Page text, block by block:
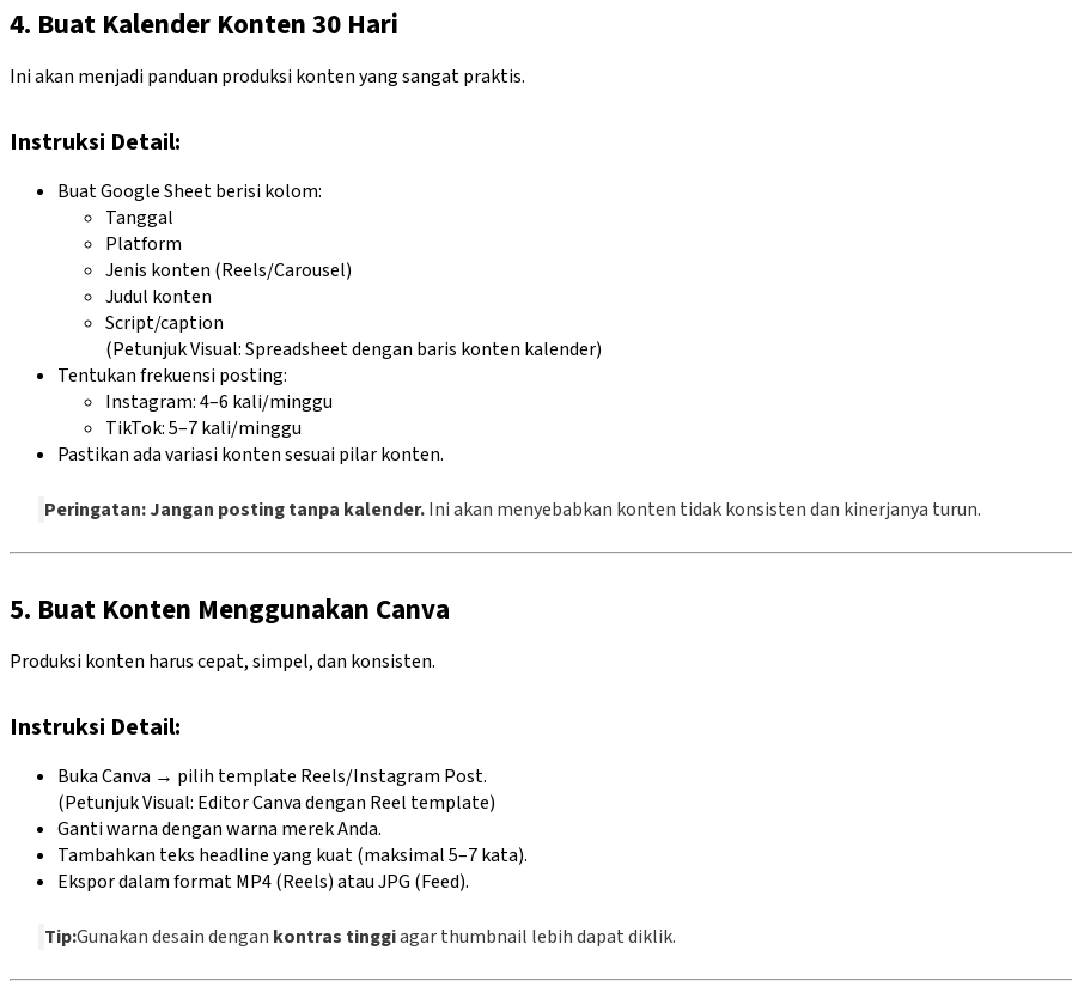
4. Buat Kalender Konten 30 Hari
Ini akan menjadi panduan produksi konten yang sangat praktis.
Instruksi Detail:
Buat Google Sheet berisi kolom:
Tanggal
Platform
Jenis konten (Reels/Carousel)
Judul konten
Script/caption
(Petunjuk Visual: Spreadsheet dengan baris konten kalender)
Tentukan frekuensi posting:
Instagram: 4–6 kali/minggu
TikTok: 5–7 kali/minggu
Pastikan ada variasi konten sesuai pilar konten.
Peringatan:Jangan posting tanpa kalender.Ini akan menyebabkan konten tidak konsisten dan kinerjanya turun.
5. Buat Konten Menggunakan Canva
Produksi konten harus cepat, simpel, dan konsisten.
Instruksi Detail:
Buka Canva → pilih template Reels/Instagram Post.
(Petunjuk Visual: Editor Canva dengan Reel template)
Ganti warna dengan warna merek Anda.
Tambahkan teks headline yang kuat (maksimal 5–7 kata).
Ekspor dalam format MP4 (Reels) atau JPG (Feed).
Tip:Gunakan desain dengan kontras tinggiagar thumbnail lebih dapat diklik.